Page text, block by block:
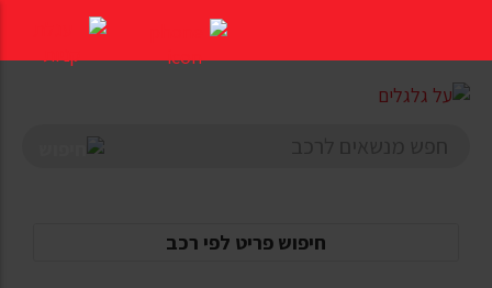
העמוד
חיפוש פריט לפי רכב